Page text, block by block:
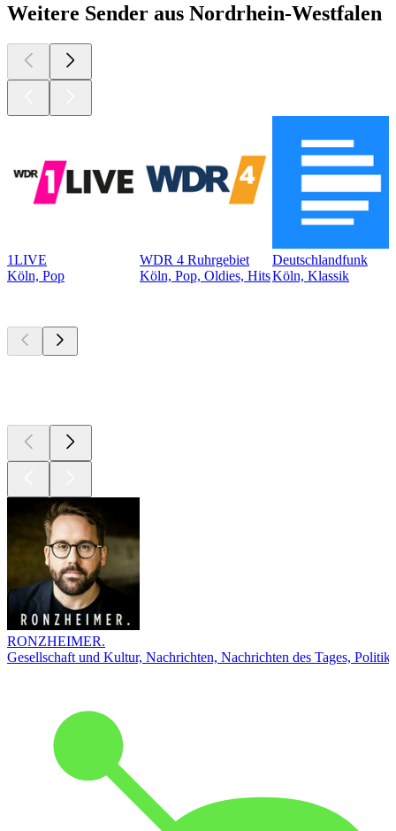
Weitere Sender aus Nordrhein-Westfalen
1LIVE
Köln, Pop
WDR 4 Ruhrgebiet
Köln, Pop, Oldies, Hits
Deutschlandfunk
Köln, Klassik
RONZHEIMER.
Gesellschaft und Kultur, Nachrichten, Nachrichten des Tages, Politik